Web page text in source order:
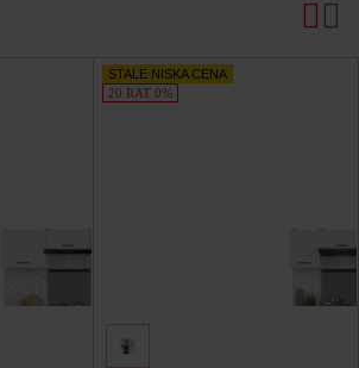
STALE NISKA CENA
20 RAT 0%